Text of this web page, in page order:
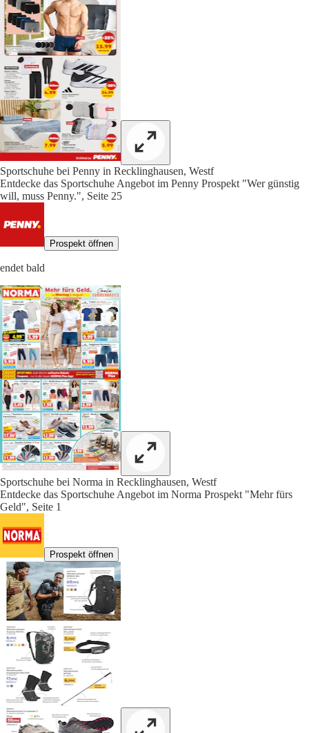
Sportschuhe bei Penny in Recklinghausen, Westf
Entdecke das Sportschuhe Angebot im Penny Prospekt "Wer günstig
will, muss Penny.", Seite 25
Prospekt öffnen
endet bald
Sportschuhe bei Norma in Recklinghausen, Westf
Entdecke das Sportschuhe Angebot im Norma Prospekt "Mehr fürs
Geld", Seite 1
Prospekt öffnen